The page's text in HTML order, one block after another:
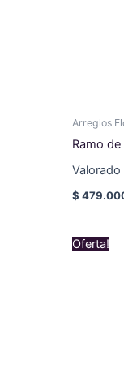
Arreglos
Ramo
Valorado
$
Oferta!